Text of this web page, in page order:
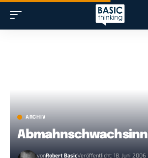
ARCHIV
Abmahnschwachsinn
vonRobert BasicVeröffentlicht: 18. Juni 2006